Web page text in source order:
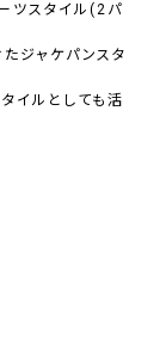
ツスタイル(2パ
ジャケパンスタ
イルとしても活